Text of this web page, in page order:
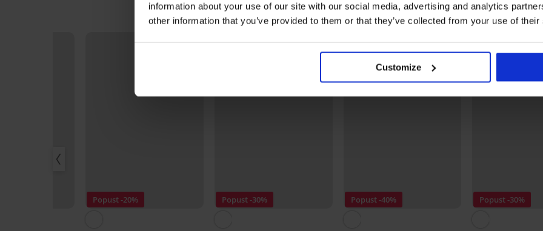
information about your use of our site with our social media, advertising and analytics
other information that you’ve provided to them or that they’ve collected from your use of
Customize
Otkrijte slične komade
Popust -20% Popust -30% Popust -40% Popust -30%